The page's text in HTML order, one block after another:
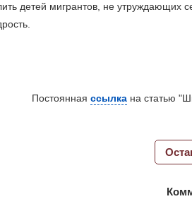
детей мигрантов, не утруждающих
Постоянная ссылкана статью